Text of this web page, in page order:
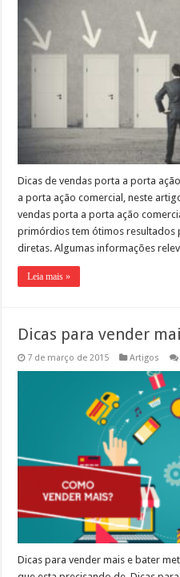
Dicas de vendas porta a porta
a porta ação comercial, neste
vendas porta a porta ação
primórdios tem ótimos resultados
diretas. Algumas informações
Leia mais »
Dicas para vender
7 de março de 2015 Artigos
Dicas para vender mais e bater